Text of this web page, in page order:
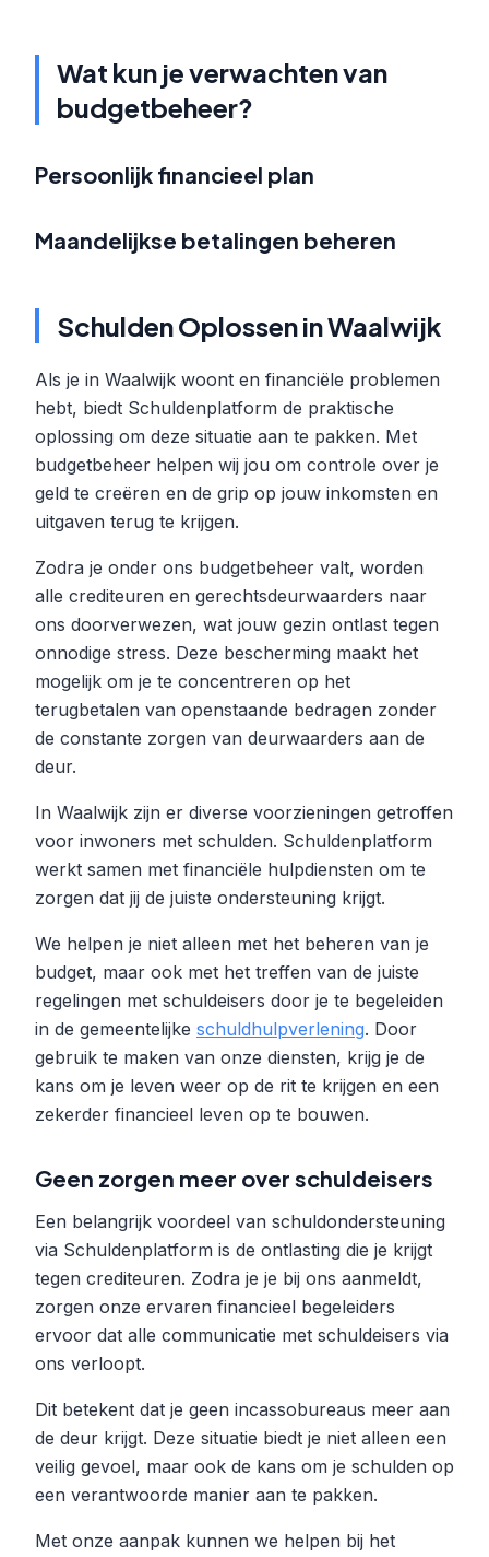
Wat kun je verwachten van
budgetbeheer?
Persoonlijk financieel plan
Maandelijkse betalingen beheren
Schulden Oplossen in Waalwijk
Als je in Waalwijk woont en financiële problemen
hebt, biedt Schuldenplatform de praktische
oplossing om deze situatie aan te pakken. Met
budgetbeheer helpen wij jou om controle over je
geld te creëren en de grip op jouw inkomsten en
uitgaven terug te krijgen.
Zodra je onder ons budgetbeheer valt, worden
alle crediteuren en gerechtsdeurwaarders naar
ons doorverwezen, wat jouw gezin ontlast tegen
onnodige stress. Deze bescherming maakt het
mogelijk om je te concentreren op het
terugbetalen van openstaande bedragen zonder
de constante zorgen van deurwaarders aan de
deur.
In Waalwijk zijn er diverse voorzieningen getroffen
voor inwoners met schulden. Schuldenplatform
werkt samen met financiële hulpdiensten om te
zorgen dat jij de juiste ondersteuning krijgt.
We helpen je niet alleen met het beheren van je
budget, maar ook met het treffen van de juiste
regelingen met schuldeisers door je te begeleiden
in de gemeentelijke schuldhulpverlening. Door
gebruik te maken van onze diensten, krijg je de
kans om je leven weer op de rit te krijgen en een
zekerder financieel leven op te bouwen.
Geen zorgen meer over schuldeisers
Een belangrijk voordeel van schuldondersteuning
via Schuldenplatform is de ontlasting die je krijgt
tegen crediteuren. Zodra je je bij ons aanmeldt,
zorgen onze ervaren financieel begeleiders
ervoor dat alle communicatie met schuldeisers via
ons verloopt.
Dit betekent dat je geen incassobureaus meer aan
de deur krijgt. Deze situatie biedt je niet alleen een
veilig gevoel, maar ook de kans om je schulden op
een verantwoorde manier aan te pakken.
Met onze aanpak kunnen we helpen bij het